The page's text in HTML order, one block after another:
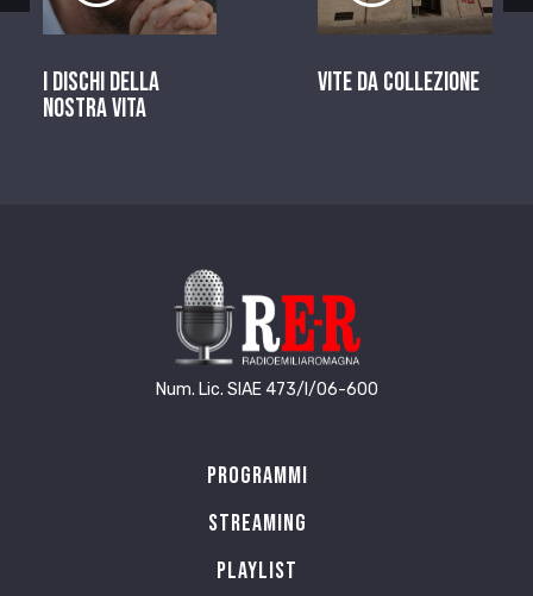
I dischi della
nostra vita
Vite da Collezione
Num. Lic. SIAE 473/I/06-600
Programmi
Streaming
Playlist